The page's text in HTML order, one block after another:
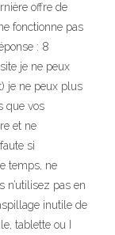
offre de
fonctionne pas
: 8
je ne peux
je ne peux plus
que vos
et ne
si
temps, ne
n’utilisez pas en
inutile de
tablette ou I